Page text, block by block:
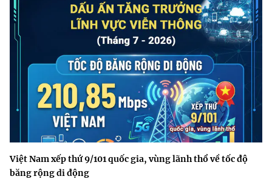
Việt Nam xếp thứ 9/101 quốc gia, vùng lãnh thổ về tốc độ
băng rộng di động